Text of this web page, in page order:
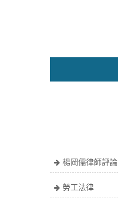
楊岡儒律師評論
勞工法律